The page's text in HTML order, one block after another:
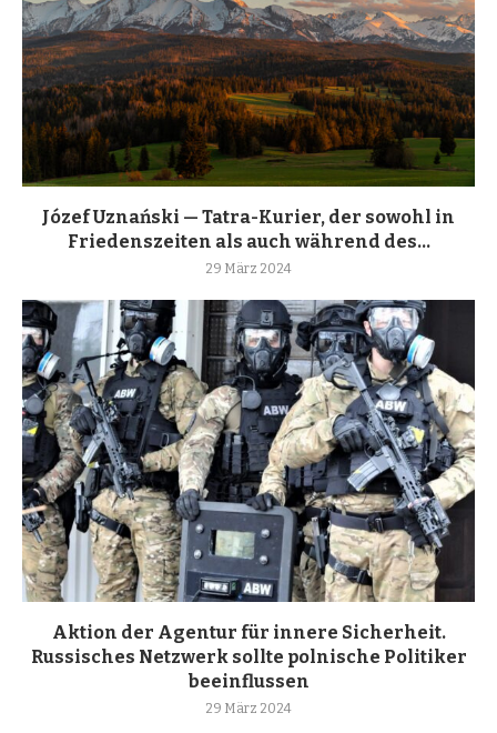
Józef Uznański — Tatra-Kurier, der sowohl in
Friedenszeiten als auch während des...
29 März 2024
Aktion der Agentur für innere Sicherheit.
Russisches Netzwerk sollte polnische Politiker
beeinflussen
29 März 2024